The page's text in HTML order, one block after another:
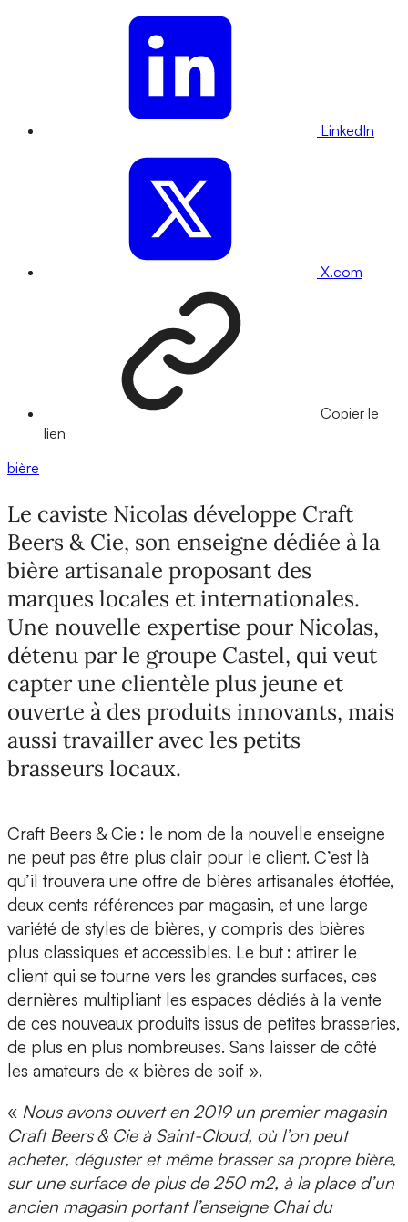
LinkedIn
X.com
Copier le
lien
bière
Le caviste Nicolas développe Craft
Beers & Cie, son enseigne dédiée à la
bière artisanale proposant des
marques locales et internationales.
Une nouvelle expertise pour Nicolas,
détenu par le groupe Castel, qui veut
capter une clientèle plus jeune et
ouverte à des produits innovants, mais
aussi travailler avec les petits
brasseurs locaux.
Craft Beers & Cie : le nom de la nouvelle enseigne
ne peut pas être plus clair pour le client. C’est là
qu’il trouvera une offre de bières artisanales étoffée,
deux cents références par magasin, et une large
variété de styles de bières, y compris des bières
plus classiques et accessibles. Le but : attirer le
client qui se tourne vers les grandes surfaces, ces
dernières multipliant les espaces dédiés à la vente
de ces nouveaux produits issus de petites brasseries,
de plus en plus nombreuses. Sans laisser de côté
les amateurs de « bières de soif ».
« Nous avons ouvert en 2019 un premier magasin
Craft Beers & Cie à Saint-Cloud, où l’on peut
acheter, déguster et même brasser sa propre bière,
sur une surface de plus de 250 m2, à la place d’un
ancien magasin portant l’enseigne Chai du